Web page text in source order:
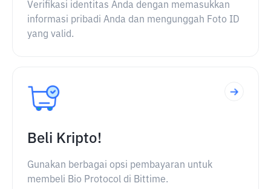
Verifikasi identitas Anda dengan memasukkan
informasi pribadi Anda dan mengunggah Foto ID
yang valid.
Beli Kripto!
Gunakan berbagai opsi pembayaran untuk
membeli Bio Protocol di Bittime.